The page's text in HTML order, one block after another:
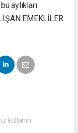
aylıkları
EMEKLİLER
kullanın.